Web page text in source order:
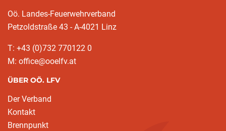
Oö. Landes-Feuerwehrverband
Petzoldstraße 43 - A-4021 Linz
T: +43 (0)732 770122 0
M: office@ooelfv.at
ÜBER OÖ. LFV
Der Verband
Kontakt
Brennpunkt